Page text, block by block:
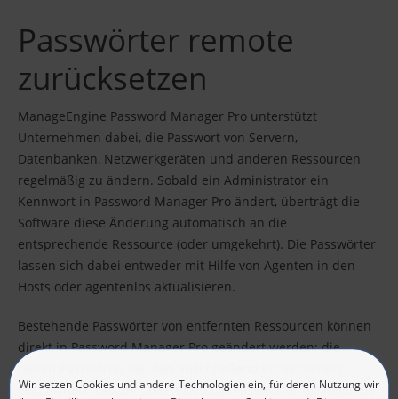
Passwörter remote
zurücksetzen
ManageEngine Password Manager Pro unterstützt
Unternehmen dabei, die Passwort von Servern,
Datenbanken, Netzwerkgeräten und anderen Ressourcen
regelmäßig zu ändern. Sobald ein Administrator ein
Kennwort in Password Manager Pro ändert, überträgt die
Software diese Änderung automatisch an die
entsprechende Ressource (oder umgekehrt). Die Passwörter
lassen sich dabei entweder mit Hilfe von Agenten in den
Hosts oder agentenlos aktualisieren.
Bestehende Passwörter von entfernten Ressourcen können
direkt in Password Manager Pro geändert werden; die
neuen Passwörter werden anschließend im Repository
gespeichert. Derzeit lassen sich die Passwörter für folgende